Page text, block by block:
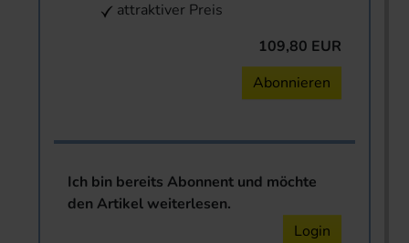
attraktiver Preis
109,80 EUR
Abonnieren
Ich bin bereits Abonnent und möchte
den Artikel weiterlesen.
Login